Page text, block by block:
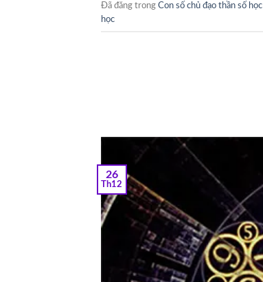
Đã đăng trong Con số chủ đạo thần số học
học
26
Th12